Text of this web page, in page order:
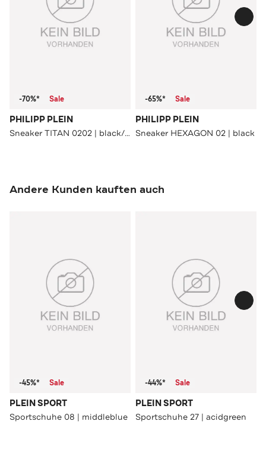
-70%* Sale
PHILIPP PLEIN
Sneaker TITAN 0202 | black/black
-65%* Sale
PHILIPP PLEIN
Sneaker HEXAGON 02 | black
Andere Kunden kauften auch
-45%* Sale
PLEIN SPORT
Sportschuhe 08 | middleblue
-44%* Sale
PLEIN SPORT
Sportschuhe 27 | acidgreen